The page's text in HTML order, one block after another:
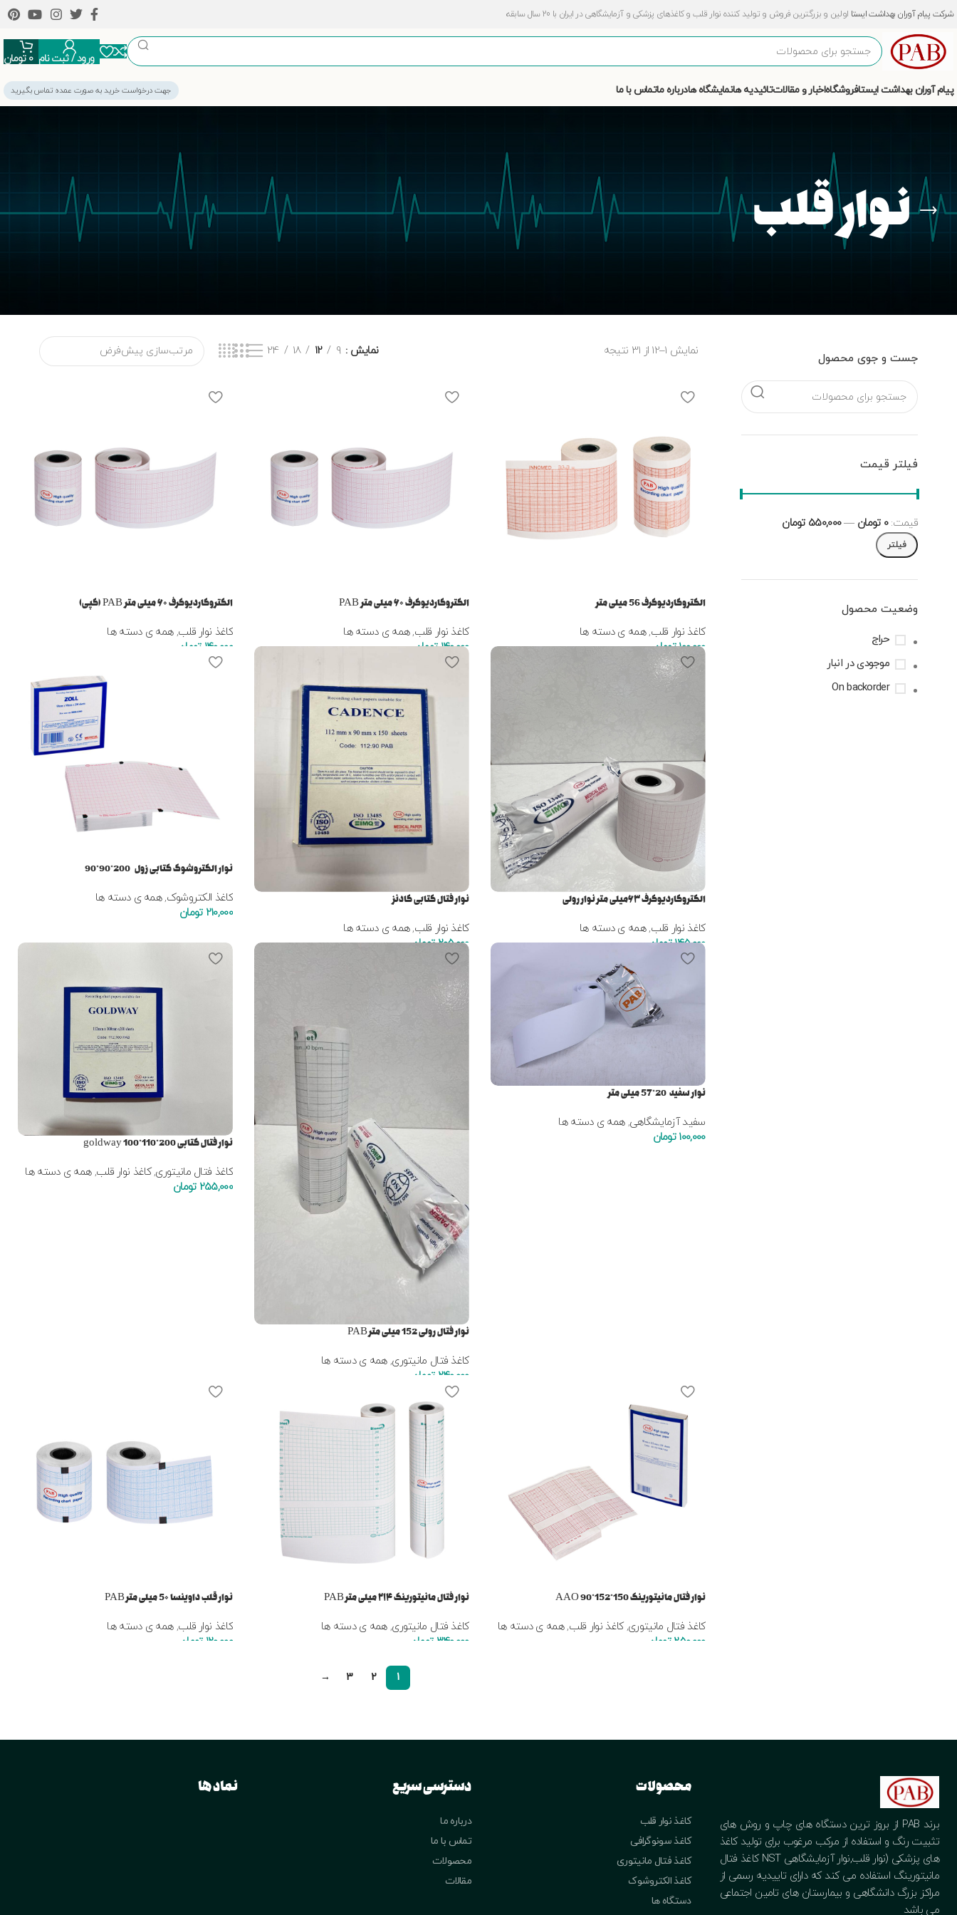
شرکت پیام آوران بهداشت ایستا اولین و بزرگترین فروش و تولید کننده نوار قلب و کاغذهای پزشکی و آزمایشگاهی در ایران با 20 سال سابقه
ورود / ثبت نام 0 تومان
پیام آوران بهداشت ایستافروشگاهاخبار و مقالاتتائیدیه هانمایشگاه هادرباره ماتماس با ما جهت درخواست خرید به صورت عمده تماس بگیرید
نوار قلب
جست و جوی محصول
فیلتر قیمت
فیلتر
قیمت:0 تومان —550,000 تومان
وضعیت محصول
حراج
موجودی در انبار
On backorder
نمایش 1–12 از 31 نتیجه نمایش 9
12
18
24
الکتروکاردیوگرف 56 میلی متر
کاغذ نوار قلب,همه ی دسته ها
100,000 تومان
الکتروکاردیوگرف ۶۰ میلی متر PAB
کاغذ نوار قلب,همه ی دسته ها
140,000 تومان
الکتروکاردیوگرف ۶۰ میلی متر PAB (کپی)
کاغذ نوار قلب,همه ی دسته ها
140,000 تومان
الکتروکاردیوگرف ۶۳میلی متر نوار رولی
کاغذ نوار قلب,همه ی دسته ها
145,000 تومان
نوار فتال کتابی کادنز
کاغذ نوار قلب,همه ی دسته ها
205,000 تومان
نوار الکتروشوک کتابی زول 200*90*90
کاغذ الکتروشوک,همه ی دسته ها
210,000 تومان
نوار سفید 20*57 میلی متر
سفید آزمایشگاهی,همه ی دسته ها
100,000 تومان
نوار فتال رولی 152 میلی متر PAB
کاغذ فتال مانیتوری,همه ی دسته ها
240,000 تومان
نوار فتال کتابی goldway 100*110*200
کاغذ فتال مانیتوری,کاغذ نوار قلب,همه ی دسته ها
255,000 تومان
نوار فتال مانیتورینگ 150*152*90 AAO
کاغذ فتال مانیتوری,کاغذ نوار قلب,همه ی دسته ها
250,000 تومان
نوار فتال مانیتورینگ ۲۱۴ میلی متر PAB
کاغذ فتال مانیتوری,همه ی دسته ها
340,000 تومان
نوار قلب داوینسا 5۰ میلی متر PAB
کاغذ نوار قلب,همه ی دسته ها
120,000 تومان
1
2
3
→
برند PAB از بروز ترین دستگاه های چاپ و روش های
تثبیت رنگ و استفاده از مرکب مرغوب برای تولید کاغذ
های پزشکی (نوار قلب,نوار آزمایشگاهی NST کاغذ فتال
مانیتورینگ استفاده می کند که دارای تاییدیه رسمی از
مراکز بزرگ دانشگاهی و بیمارستان های تامین اجتماعی
می باشد
محصولات
کاغذ نوار قلب
کاغذ سونوگرافی
کاغذ فتال مانیتوری
کاغذ الکتروشوک
دستگاه ها
دسترسی سریع
درباره ما
تماس با ما
محصولات
مقالات
نماد ها